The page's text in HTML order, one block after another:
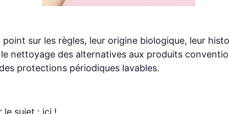
sur les règles, leur origine biologique, leur
nettoyage des alternatives aux produits
protections périodiques lavables.
le sujet : ici !